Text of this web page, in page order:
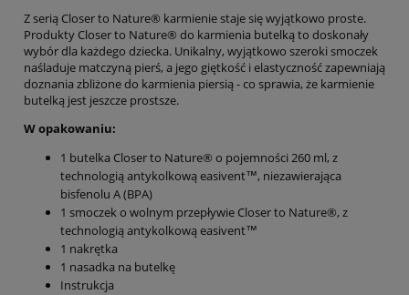
Z serią Closer to Nature® karmienie staje się wyjątkowo proste.
Produkty Closer to Nature® do karmienia butelką to doskonały
wybór dla każdego dziecka. Unikalny, wyjątkowo szeroki smoczek
naśladuje matczyną pierś, a jego giętkość i elastyczność zapewniają
doznania zbliżone do karmienia piersią - co sprawia, że karmienie
butelką jest jeszcze prostsze.
W opakowaniu:
1 butelka Closer to Nature® o pojemności 260 ml, z
technologią antykolkową easivent™, niezawierająca
bisfenolu A (BPA)
1 smoczek o wolnym przepływie Closer to Nature®, z
technologią antykolkową easivent™
1 nakrętka
1 nasadka na butelkę
Instrukcja